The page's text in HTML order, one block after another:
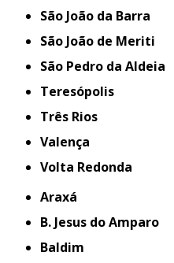
São João da Barra
São João de Meriti
São Pedro da Aldeia
Teresópolis
Três Rios
Valença
Volta Redonda
Araxá
B. Jesus do Amparo
Baldim